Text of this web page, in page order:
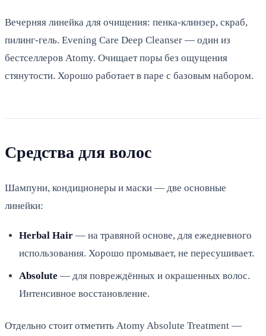
Вечерняя линейка для очищения: пенка-клинзер, скраб,
пилинг-гель. Evening Care Deep Cleanser — один из
бестселлеров Atomy. Очищает поры без ощущения
стянутости. Хорошо работает в паре с базовым набором.
Средства для волос
Шампуни, кондиционеры и маски — две основные
линейки:
Herbal Hair — на травяной основе, для ежедневного
использования. Хорошо промывает, не пересушивает.
Absolute — для повреждённых и окрашенных волос.
Интенсивное восстановление.
Отдельно стоит отметить Atomy Absolute Treatment —